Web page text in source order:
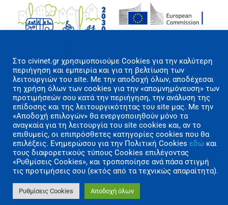
Όροι Χρήσης/Πολιτική Απορρήτου
Επικοινωνία
Copyright 2026 CIVINET Greece-Cyprus
A.M.K.E. All rights reserved | Created by
Polygons Studio
Στo civinet.gr χρησιμοποιούμε Cookies για την καλύτερη
περιήγηση και εμπειρία και για τη βελτίωση των
λειτουργιών του site. Με την αποδοχή όλων, αποδέχεσαι
τη χρήση όλων των cookies για την «απομνημόνευση» των
προτιμήσεών σου κατά την περιήγηση, την ανάλυση της
επίδοσης και της λειτουργικότητας του site μας. Με την
«Αποδοχή επιλογών» θα ενεργοποιηθούν μόνο τα
αναγκαία για τη λειτουργία του site cookies και, αν το
επιθυμείς, οι επιπρόσθετες κατηγορίες cookies που θα
επιλέξεις. Ενημερώσου για την Πολιτική Cookies εδώ και
τους διαφορετικούς τύπους Cookies επιλέγοντας
«Ρυθμίσεις Cookies», και τροποποίησε ανά πάσα στιγμή
τις προτιμήσεις σου (εκτός από τα τεχνικώς απαραίτητα).
Ρυθμίσεις Cookies Αποδοχή όλων